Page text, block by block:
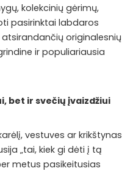
kolekcinių gėrimų,
pasirinktai labdaros
originalesnių
ir populiariausia
bet ir svečių įvaizdžiui
vestuves ar krikštynas
„tai, kiek gi dėti į tą
metus pasikeitusias